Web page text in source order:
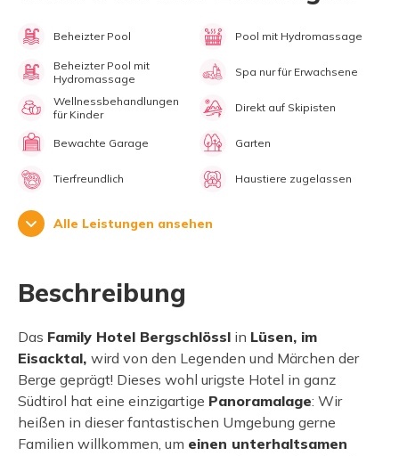
Beheizter Pool Pool mit Hydromassage
Beheizter Pool mit
Hydromassage
Spa nur für Erwachsene
Wellnessbehandlungen
für Kinder
Direkt auf Skipisten
Bewachte Garage Garten
Tierfreundlich Haustiere zugelassen
Alle Leistungen ansehen
Beschreibung
Das Family Hotel Bergschlössl in Lüsen, im
Eisacktal, wird von den Legenden und Märchen der
Berge geprägt! Dieses wohl urigste Hotel in ganz
Südtirol hat eine einzigartige Panoramalage: Wir
heißen in dieser fantastischen Umgebung gerne
Familien willkommen, um einen unterhaltsamen